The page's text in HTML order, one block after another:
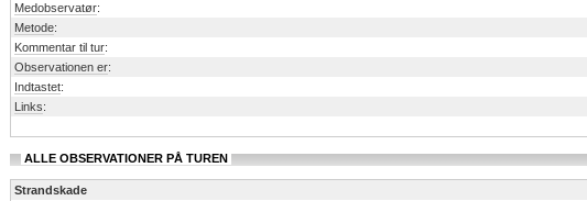
Medobservatør:
Metode:
Kommentar til tur:
Observationen er:
Indtastet:
Links:
ALLE OBSERVATIONER PÅ TUREN
Strandskade